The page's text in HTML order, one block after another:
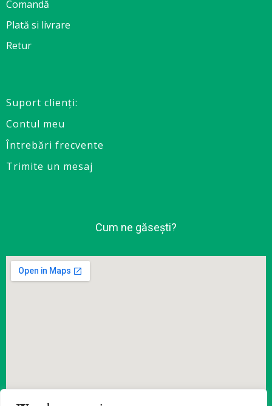
Comandă
Plată si livrare
Retur
Suport clienţi:
Contul meu
Întrebări frecvente
Trimite un mesaj
Cum ne găsești?